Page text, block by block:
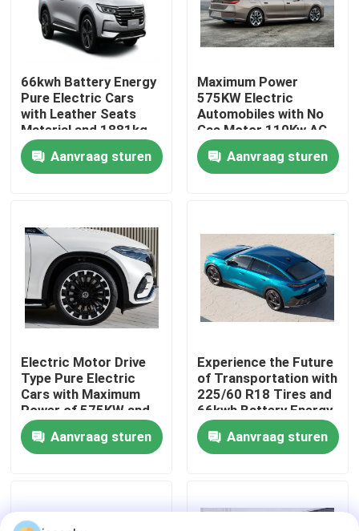
Producten
Over ons
Kwaliteitscontrole
Contacteer ons
Vraag een offerte aan
gebruikte auto's
Grote Elektrische Auto's
66kwh Battery Energy
Pure Electric Cars
with Leather Seats
Material and 1881kg
Kerb Weight
Aanvraag sturen
Maximum Power
575KW Electric
Automobiles with No
Gas Motor 110Kw AC
Synchrounous Electric
MotorAanvraag sturen
Electric Motor Drive
Type Pure Electric
Cars with Maximum
Power of 575KW and
Kerb Weight of
1881kgAanvraag sturen
Experience the Future
of Transportation with
225/60 R18 Tires and
66kwh Battery Energy
Zero Emission Cars
Aanvraag sturen